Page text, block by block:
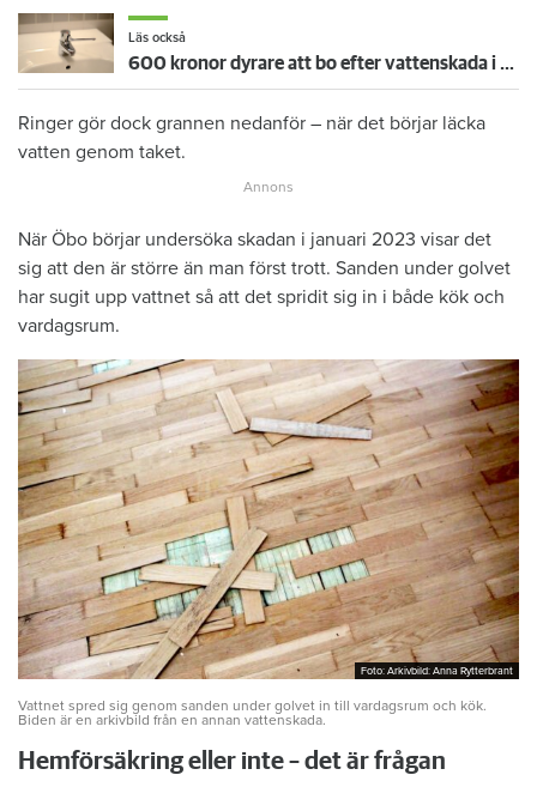
Läs också
600 kronor dyrare att bo efter vattenskada i Varberg
Ringer gör dock grannen nedanför – när det börjar läcka
vatten genom taket.
När Öbo börjar undersöka skadan i januari 2023 visar det
sig att den är större än man först trott. Sanden under golvet
har sugit upp vattnet så att det spridit sig in i både kök och
vardagsrum.
Foto: Arkivbild: Anna Rytterbrant
Foto: Arkivbild: Anna Rytterbrant
Vattnet spred sig genom sanden under golvet in till vardagsrum och kök.
Biden är en arkivbild från en annan vattenskada.
Hemförsäkring eller inte – det är frågan